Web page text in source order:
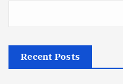
Recent Posts